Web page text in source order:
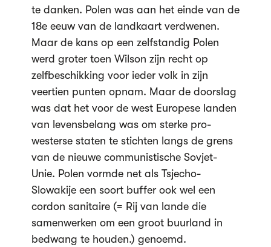
te danken. Polen was aan het einde van de
18e eeuw van de landkaart verdwenen.
Maar de kans op een zelfstandig Polen
werd groter toen Wilson zijn recht op
zelfbeschikking voor ieder volk in zijn
veertien punten opnam. Maar de doorslag
was dat het voor de west Europese landen
van levensbelang was om sterke pro-
westerse staten te stichten langs de grens
van de nieuwe communistische Sovjet-
Unie. Polen vormde net als Tsjecho-
Slowakije een soort buffer ook wel een
cordon sanitaire (= Rij van lande die
samenwerken om een groot buurland in
bedwang te houden.) genoemd.